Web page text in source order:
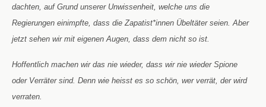
dachten, auf Grund unserer Unwissenheit, welche uns die
Regierungen einimpfte, dass die Zapatist*innen Übeltäter seien. Aber
jetzt sehen wir mit eigenen Augen, dass dem nicht so ist.
Hoffentlich machen wir das nie wieder, dass wir nie wieder Spione
oder Verräter sind. Denn wie heisst es so schön, wer verrät, der wird
verraten.